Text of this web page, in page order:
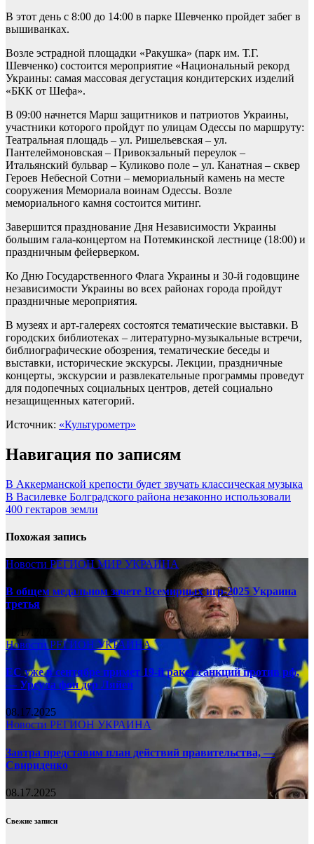
В этот день с 8:00 до 14:00 в парке Шевченко пройдет забег в
вышиванках.
Возле эстрадной площадки «Ракушка» (парк им. Т.Г.
Шевченко) состоится мероприятие «Национальный рекорд
Украины: самая массовая дегустация кондитерских изделий
«БКК от Шефа».
В 09:00 начнется Марш защитников и патриотов Украины,
участники которого пройдут по улицам Одессы по маршруту:
Театральная площадь – ул. Ришельевская – ул.
Пантелеймоновская – Привокзальный переулок –
Итальянский бульвар – Куликово поле – ул. Канатная – сквер
Героев Небесной Сотни – мемориальный камень на месте
сооружения Мемориала воинам Одессы. Возле
мемориального камня состоится митинг.
Завершится празднование Дня Независимости Украины
большим гала-концертом на Потемкинской лестнице (18:00) и
праздничным фейерверком.
Ко Дню Государственного Флага Украины и 30-й годовщине
независимости Украины во всех районах города пройдут
праздничные мероприятия.
В музеях и арт-галереях состоятся тематические выставки. В
городских библиотеках – литературно-музыкальные встречи,
библиографические обозрения, тематические беседы и
выставки, исторические экскурсы. Лекции, праздничные
концерты, экскурсии и развлекательные программы проведут
для подопечных социальных центров, детей социально
незащищенных категорий.
Источник: «Культурометр»
Навигация по записям
В Аккерманской крепости будет звучать классическая музыка
В Василевке Болградского района незаконно использовали
400 гектаров земли
Похожая запись
Новости РЕГИОНМИР УКРАИНА
В общем медальном зачете Всемирных игр-2025 Украина
третья
08.17.2025
НовостиРЕГИОНУКРАИНА
ЕС уже в сентябре примет 19-й ракет санкций против рф,
— Урсула фон дер Ляйен
08.17.2025
Новости РЕГИОН УКРАИНА
Завтра представим план действий правительства, —
Свириденко
08.17.2025
Свежие записи